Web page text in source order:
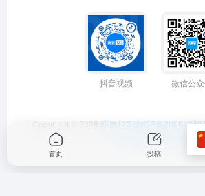
抖音视频 微信公
Copyright © 2026 商显123 渝ICP备20004742
50022602000368号
首页 投稿